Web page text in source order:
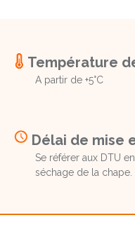
Température
A partir de +5°C
Délai de mise
Se référer aux DTU
séchage de la chape.